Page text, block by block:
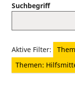
Suchbegriff
Aktive Filter:
Themen: